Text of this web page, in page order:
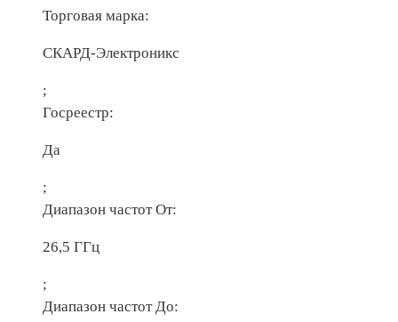
Торговая марка:
СКАРД-Электроникс
;
Госреестр:
Да
;
Диапазон частот От:
26,5 ГГц
;
Диапазон частот До: